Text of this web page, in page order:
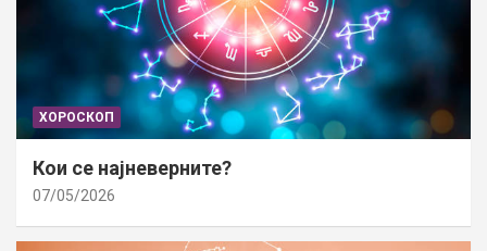
ХОРОСКОП
Кои се најневерните?
07/05/2026